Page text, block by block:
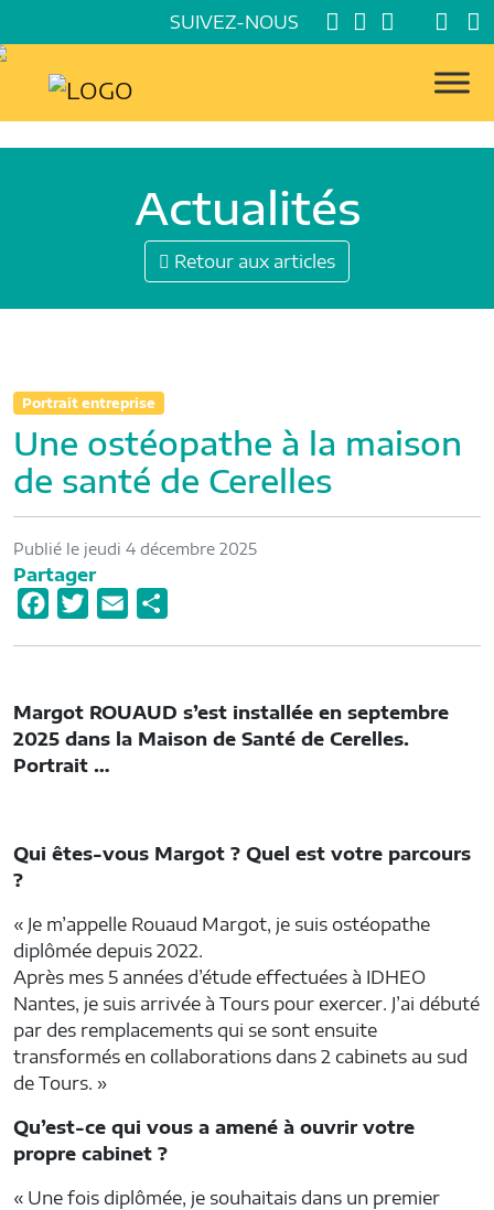
SUIVEZ-NOUS
Actualités
Retour aux articles
Portrait entreprise
Une ostéopathe à la maison
de santé de Cerelles
Publié le jeudi 4 décembre 2025
Partager
b
o
t
a
Margot ROUAUD s’est installée en septembre
2025 dans la Maison de Santé de Cerelles.
Portrait …
Qui êtes-vous Margot ? Quel est votre parcours
?
« Je m’appelle Rouaud Margot, je suis ostéopathe
diplômée depuis 2022.
Après mes 5 années d’étude effectuées à IDHEO
Nantes, je suis arrivée à Tours pour exercer. J’ai débuté
par des remplacements qui se sont ensuite
transformés en collaborations dans 2 cabinets au sud
de Tours. »
Qu’est-ce qui vous a amené à ouvrir votre
propre cabinet ?
« Une fois diplômée, je souhaitais dans un premier